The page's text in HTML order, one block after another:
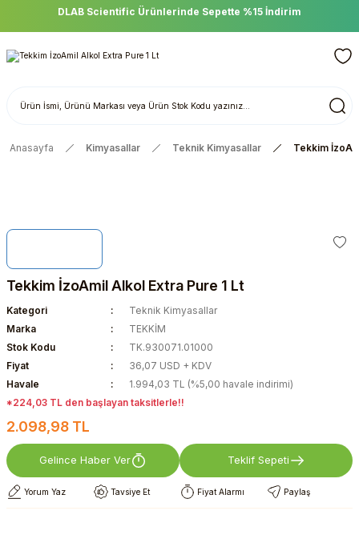
DLAB Scientific Ürünlerinde Sepette %15 İndirim
Anasayfa Kimyasallar Teknik Kimyasallar Tekkim
Tekkim İzoAmil Alkol Extra Pure 1 Lt
Kategori
Teknik Kimyasallar
Marka
TEKKİM
Stok Kodu
TK.930071.01000
Fiyat
36,07 USD + KDV
Havale
1.994,03 TL (%5,00 havale indirimi)
*224,03 TL den başlayan taksitlerle!!
2.098,98 TL
Gelince Haber Ver Teklif Sepeti
Yorum Yaz Tavsiye Et Fiyat Alarmı Paylaş